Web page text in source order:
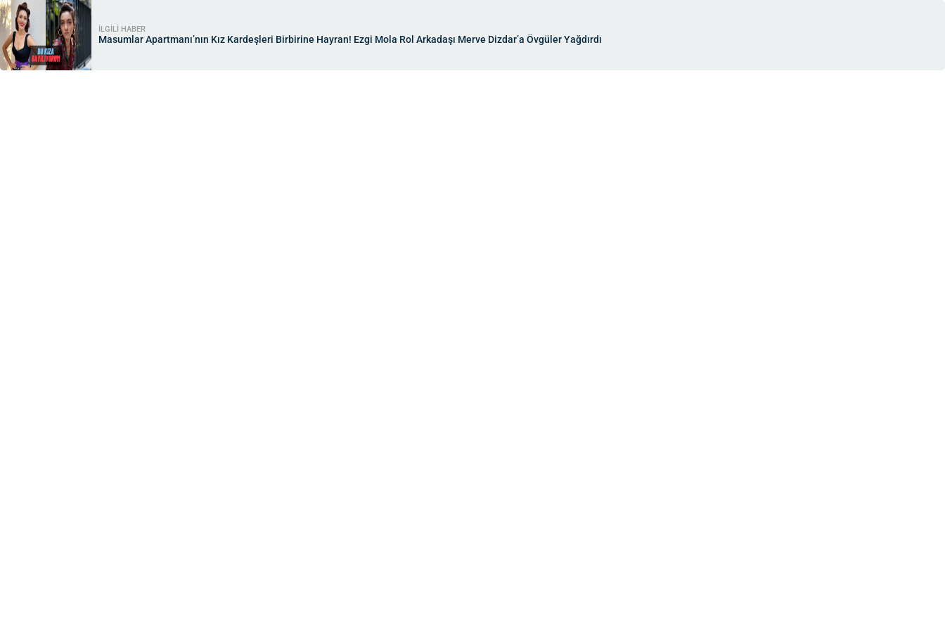
İLGİLİ HABER
Masumlar Apartmanı’nın Kız Kardeşleri Birbirine Hayran! Ezgi Mola Rol Arkadaşı Merve Dizdar’a Övgüler Yağdırdı